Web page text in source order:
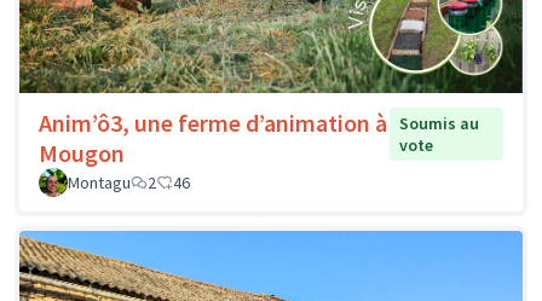
Anim’ô3, une ferme d’animation à
Mougon
Soumis au
vote
Montagu
2 46